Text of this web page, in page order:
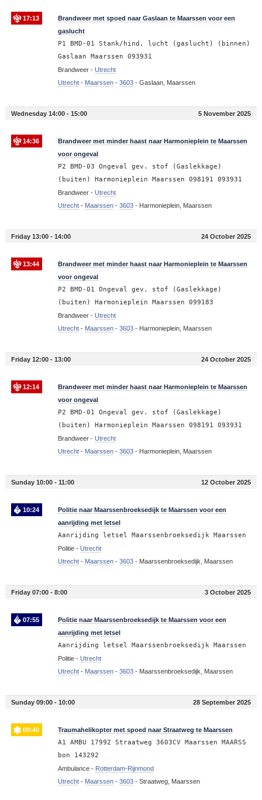
17:13
Brandweer met spoed naar Gaslaan te Maarssen voor een
gaslucht
P1 BMD-01 Stank/hind. lucht (gaslucht) (binnen)
Gaslaan Maarssen 093931
Brandweer - Utrecht
Utrecht- Maarssen- 3603- Gaslaan, Maarssen
Wednesday 14:00 - 15:00 5 November 2025
14:36
Brandweer met minder haast naar Harmonieplein te Maarssen
voor ongeval
P2 BMD-03 Ongeval gev. stof (Gaslekkage)
(buiten) Harmonieplein Maarssen 098191 093931
Brandweer - Utrecht
Utrecht- Maarssen- 3603- Harmonieplein, Maarssen
Friday 13:00 - 14:00 24 October 2025
13:44
Brandweer met minder haast naar Harmonieplein te Maarssen
voor ongeval
P2 BMD-01 Ongeval gev. stof (Gaslekkage)
(buiten) Harmonieplein Maarssen 099183
Brandweer - Utrecht
Utrecht- Maarssen- 3603- Harmonieplein, Maarssen
Friday 12:00 - 13:00 24 October 2025
12:14
Brandweer met minder haast naar Harmonieplein te Maarssen
voor ongeval
P2 BMD-01 Ongeval gev. stof (Gaslekkage)
(buiten) Harmonieplein Maarssen 098191 093931
Brandweer - Utrecht
Utrecht- Maarssen- 3603- Harmonieplein, Maarssen
Sunday 10:00 - 11:00 12 October 2025
10:24
Politie naar Maarssenbroeksedijk te Maarssen voor een
aanrijding met letsel
Aanrijding letsel Maarssenbroeksedijk Maarssen
Politie - Utrecht
Utrecht- Maarssen- 3603- Maarssenbroeksedijk, Maarssen
Friday 07:00 - 8:00 3 October 2025
07:55
Politie naar Maarssenbroeksedijk te Maarssen voor een
aanrijding met letsel
Aanrijding letsel Maarssenbroeksedijk Maarssen
Politie - Utrecht
Utrecht- Maarssen- 3603- Maarssenbroeksedijk, Maarssen
Sunday 09:00 - 10:00 28 September 2025
09:40 Traumahelikopter met spoed naar Straatweg te Maarssen
A1 AMBU 17992 Straatweg 3603CV Maarssen MAARSS
bon 143292
Ambulance - Rotterdam-Rijnmond
Utrecht- Maarssen- 3603- Straatweg, Maarssen